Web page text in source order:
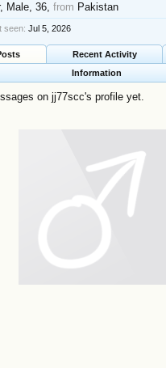
, Male, 36, from Pakistan
seen: Jul 5, 2026
Recent Activity
Information
on jj77scc's profile yet.